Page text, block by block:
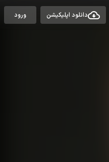
دانلود اپلیکیشن ورود